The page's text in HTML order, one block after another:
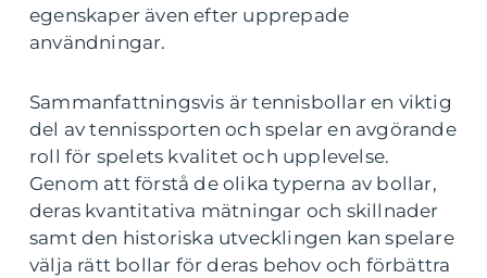
egenskaper även efter upprepade
användningar.
Sammanfattningsvis är tennisbollar en viktig
del av tennissporten och spelar en avgörande
roll för spelets kvalitet och upplevelse.
Genom att förstå de olika typerna av bollar,
deras kvantitativa mätningar och skillnader
samt den historiska utvecklingen kan spelare
välja rätt bollar för deras behov och förbättra